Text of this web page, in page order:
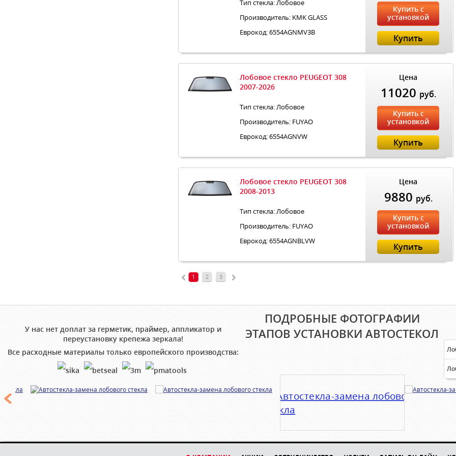
Тип стекла: Лобовое
Производитель: KMK GLASS
Еврокод: 6554AGNMV3B
Купить с
установкой
Купить
Лобовое стекло PEUGEOT 308
2007-2026
Тип стекла: Лобовое
Производитель: FUYAO
Еврокод: 6554AGNVW
Цена
11020 руб.
Купить с
установкой
Купить
Лобовое стекло PEUGEOT 308
2008-2013
Тип стекла: Лобовое
Производитель: FUYAO
Еврокод: 6554AGNBLVW
Цена
9880 руб.
Купить с
установкой
Купить
1 2 3
У нас нет доплат за герметик, праймер, аппликатор и
переустановку крепежа зеркала!
Все расходные материалы только европейского производства:
ПОДРОБНЫЕ ФОТОГРАФИИ
ЭТАПОВ УСТАНОВКИ АВТОСТЕКОЛ